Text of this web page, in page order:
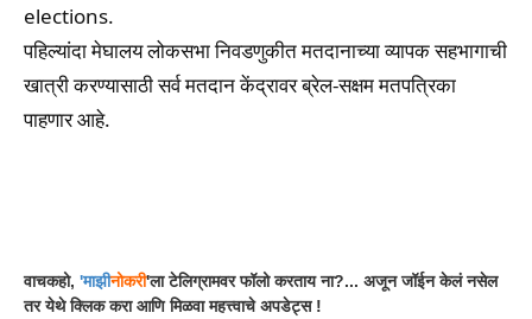
elections.
पहिल्यांदा मेघालय लोकसभा निवडणुकीत मतदानाच्या व्यापक सहभागाची
खात्री करण्यासाठी सर्व मतदान केंद्रावर ब्रेल-सक्षम मतपत्रिका
पाहणार आहे.
वाचकहो, 'माझीनोकरी'ला टेलिग्रामवर फॉलो करताय ना?... अजून जॉईन केलं नसेल
तर येथे क्लिक करा आणि मिळवा महत्त्वाचे अपडेट्स !